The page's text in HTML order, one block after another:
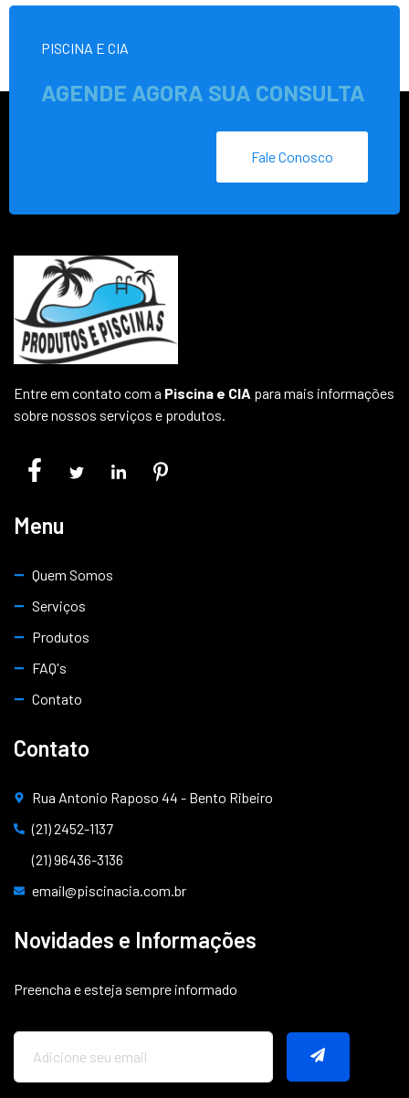
PISCINA E CIA
AGENDE AGORA SUA CONSULTA
Fale Conosco
Entre em contato com a Piscina e CIA para mais informações
sobre nossos serviços e produtos.
Menu
Quem Somos
Serviços
Produtos
FAQ's
Contato
Contato
Rua Antonio Raposo 44 - Bento Ribeiro
(21) 2452-1137
(21) 96436-3136
email@piscinacia.com.br
Novidades e Informações
Preencha e esteja sempre informado